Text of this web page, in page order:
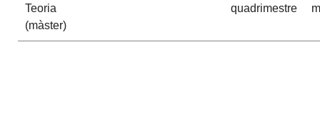
Teoria
(màster)
quadrimestre